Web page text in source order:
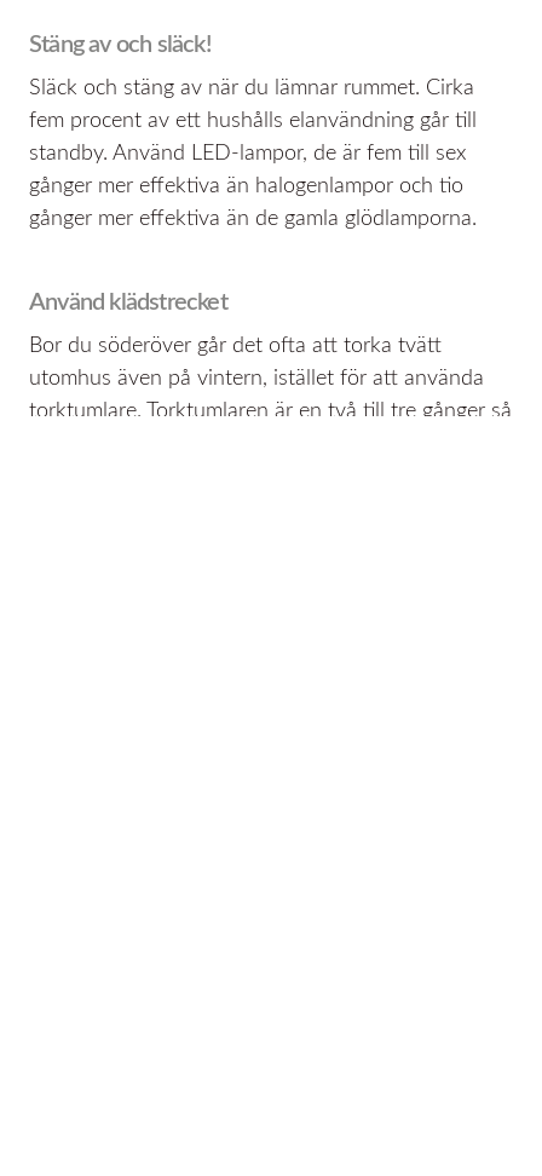
Stäng av och släck!
Släck och stäng av när du lämnar rummet. Cirka
fem procent av ett hushålls elanvändning går till
standby. Använd LED-lampor, de är fem till sex
gånger mer effektiva än halogenlampor och tio
gånger mer effektiva än de gamla glödlamporna.
Använd klädstrecket
Bor du söderöver går det ofta att torka tvätt
utomhus även på vintern, istället för att använda
torktumlare. Torktumlaren är en två till tre gånger så